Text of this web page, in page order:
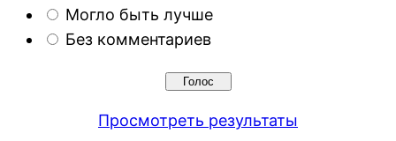
Могло быть лучше
Без комментариев
Просмотреть результаты